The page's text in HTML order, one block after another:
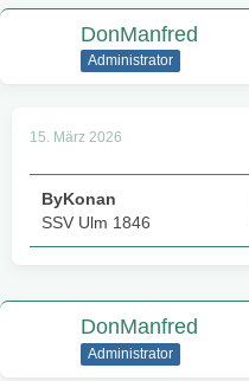
DonManfred
Administrator
15. März 2026
ByKonan
SSV Ulm 1846
DonManfred
Administrator